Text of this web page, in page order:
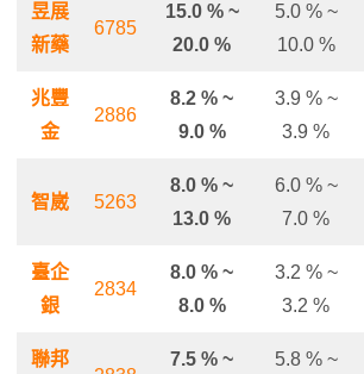
昱展
新藥
6785
15.0 % ~
20.0 %
5.0 % ~
10.0 %
兆豐
金
2886
8.2 % ~
9.0 %
3.9 % ~
3.9 %
智崴 5263
8.0 % ~
13.0 %
6.0 % ~
7.0 %
臺企
銀
2834
8.0 % ~
8.0 %
3.2 % ~
3.2 %
聯邦
7.5 % ~
5.8 % ~